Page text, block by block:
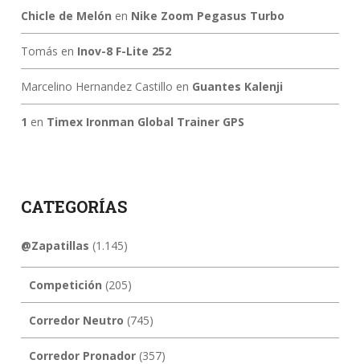
Chicle de Melón en Nike Zoom Pegasus Turbo
Tomás en Inov-8 F-Lite 252
Marcelino Hernandez Castillo en Guantes Kalenji
1 en Timex Ironman Global Trainer GPS
CATEGORÍAS
@Zapatillas (1.145)
Competición (205)
Corredor Neutro (745)
Corredor Pronador(357)